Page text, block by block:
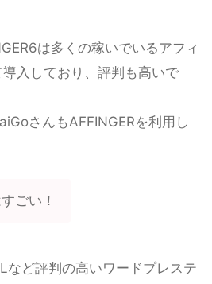
は多くの稼いでいるアフィ
入しており、評判も高いで
さんもAFFINGERを利用し
ごい！
など評判の高いワードプレステ